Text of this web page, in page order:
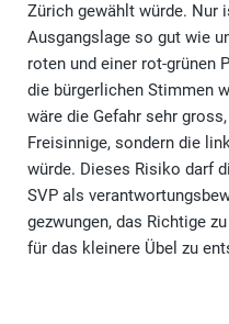
Zürich gewählt würde. Nur
Ausgangslage so gut wie
roten und einer rot-grünen
die bürgerlichen Stimmen
wäre die Gefahr sehr
Freisinnige, sondern die
würde. Dieses Risiko darf
SVP als
gezwungen, das Richtige
für das kleinere Übel zu